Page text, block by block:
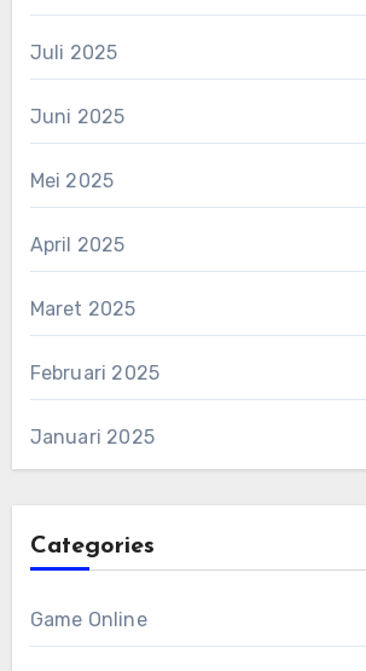
Juli 2025
Juni 2025
Mei 2025
April 2025
Maret 2025
Februari 2025
Januari 2025
Categories
Game Online